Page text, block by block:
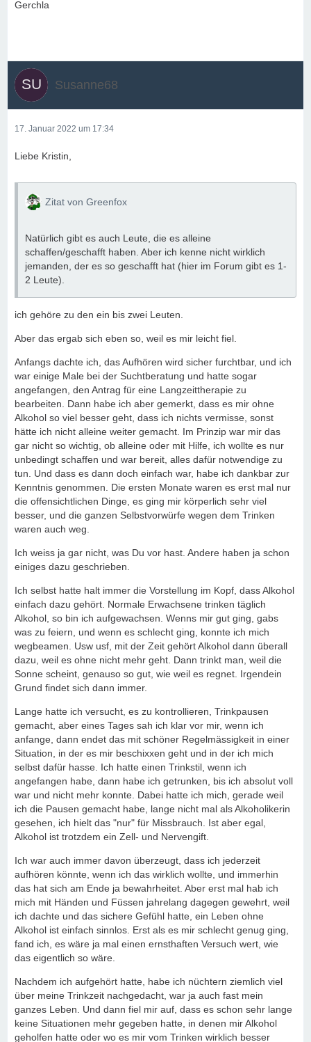
Gerchla
Susanne68
17. Januar 2022 um 17:34
Liebe Kristin,
Zitat von Greenfox
Natürlich gibt es auch Leute, die es alleine
schaffen/geschafft haben. Aber ich kenne nicht wirklich
jemanden, der es so geschafft hat (hier im Forum gibt es 1-
2 Leute).
ich gehöre zu den ein bis zwei Leuten.
Aber das ergab sich eben so, weil es mir leicht fiel.
Anfangs dachte ich, das Aufhören wird sicher furchtbar, und ich
war einige Male bei der Suchtberatung und hatte sogar
angefangen, den Antrag für eine Langzeittherapie zu
bearbeiten. Dann habe ich aber gemerkt, dass es mir ohne
Alkohol so viel besser geht, dass ich nichts vermisse, sonst
hätte ich nicht alleine weiter gemacht. Im Prinzip war mir das
gar nicht so wichtig, ob alleine oder mit Hilfe, ich wollte es nur
unbedingt schaffen und war bereit, alles dafür notwendige zu
tun. Und dass es dann doch einfach war, habe ich dankbar zur
Kenntnis genommen. Die ersten Monate waren es erst mal nur
die offensichtlichen Dinge, es ging mir körperlich sehr viel
besser, und die ganzen Selbstvorwürfe wegen dem Trinken
waren auch weg.
Ich weiss ja gar nicht, was Du vor hast. Andere haben ja schon
einiges dazu geschrieben.
Ich selbst hatte halt immer die Vorstellung im Kopf, dass Alkohol
einfach dazu gehört. Normale Erwachsene trinken täglich
Alkohol, so bin ich aufgewachsen. Wenns mir gut ging, gabs
was zu feiern, und wenn es schlecht ging, konnte ich mich
wegbeamen. Usw usf, mit der Zeit gehört Alkohol dann überall
dazu, weil es ohne nicht mehr geht. Dann trinkt man, weil die
Sonne scheint, genauso so gut, wie weil es regnet. Irgendein
Grund findet sich dann immer.
Lange hatte ich versucht, es zu kontrollieren, Trinkpausen
gemacht, aber eines Tages sah ich klar vor mir, wenn ich
anfange, dann endet das mit schöner Regelmässigkeit in einer
Situation, in der es mir beschixxen geht und in der ich mich
selbst dafür hasse. Ich hatte einen Trinkstil, wenn ich
angefangen habe, dann habe ich getrunken, bis ich absolut voll
war und nicht mehr konnte. Dabei hatte ich mich, gerade weil
ich die Pausen gemacht habe, lange nicht mal als Alkoholikerin
gesehen, ich hielt das "nur" für Missbrauch. Ist aber egal,
Alkohol ist trotzdem ein Zell- und Nervengift.
Ich war auch immer davon überzeugt, dass ich jederzeit
aufhören könnte, wenn ich das wirklich wollte, und immerhin
das hat sich am Ende ja bewahrheitet. Aber erst mal hab ich
mich mit Händen und Füssen jahrelang dagegen gewehrt, weil
ich dachte und das sichere Gefühl hatte, ein Leben ohne
Alkohol ist einfach sinnlos. Erst als es mir schlecht genug ging,
fand ich, es wäre ja mal einen ernsthaften Versuch wert, wie
das eigentlich so wäre.
Nachdem ich aufgehört hatte, habe ich nüchtern ziemlich viel
über meine Trinkzeit nachgedacht, war ja auch fast mein
ganzes Leben. Und dann fiel mir auf, dass es schon sehr lange
keine Situationen mehr gegeben hatte, in denen mir Alkohol
geholfen hatte oder wo es mir vom Trinken wirklich besser